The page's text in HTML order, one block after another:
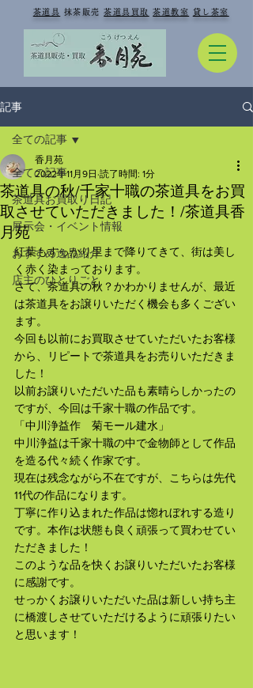
茶道具 抹茶販売茶道具買取 茶道教室 貸し茶室
記事
全ての記事
茶道具お買取り日記
展示会・イベント情報
おすすめ逸品紹介
店主のひとりごと
全ての記事
茶道具の秋/千家十職の茶道具をお買
取させていただきました！/茶道具香
月苑
香月苑
2022年11月9日 読了時間: 1分
紅葉もすっかり里まで降りてきて、街は美し
く赤く染まっております。
さて、茶道具の秋？かわかりませんが、最近
は茶道具をお譲りいただく機会も多くござい
ます。
今回も以前にお買取させていただいたお客様
から、リピートで茶道具をお売りいただきま
した！
以前お譲りいただいた品も素晴らしかったの
ですが、今回は千家十職の作品です。
「中川浄益作　菊モール建水」
中川浄益は千家十職の中で金物師として作品
を造る代々続く作家です。
現在は残念ながら不在ですが、こちらは先代
11代の作品になります。
丁寧に作り込まれた作品は惚れぼれする造り
です。本作は状態も良く頑張って買わせてい
ただきました！
このような品を快くお譲りいただいたお客様
に感謝です。
せっかくお譲りいただいた品は新しい持ち主
に橋渡しさせていただけるように頑張りたい
と思います！